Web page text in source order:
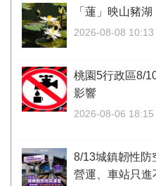
「蓮」映山豬
2026-08-08 10:13
桃園5行政區8/
影響
2026-08-06 18:15
8/13城鎮韌性
營運、車站只進